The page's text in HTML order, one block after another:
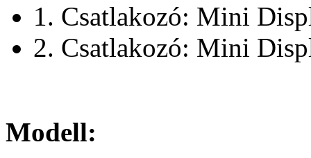
1. Csatlakozó: Mini
2. Csatlakozó: Mini
Modell: